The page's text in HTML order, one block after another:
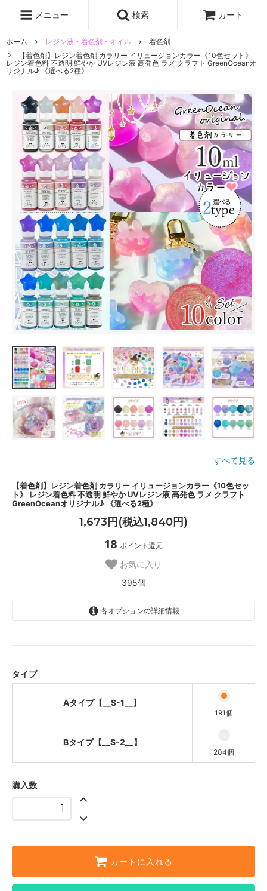
メニュー 検索 カート
ホーム レジン液・着色剤・オイル
着色剤
【着色剤】レジン着色剤 カラリー イリュージョンカラー《10色セット》
レジン着色料 不透明 鮮やか UVレジン液 高発色 ラメ クラフト GreenOceanオ
リジナル♪ 《選べる2種》
すべて見る
【着色剤】レジン着色剤 カラリー イリュージョンカラー《10色セッ
ト》 レジン着色料 不透明 鮮やか UVレジン液 高発色 ラメ クラフト
GreenOceanオリジナル♪ 《選べる2種》
1,673円(税込1,840円)
18 ポイント還元
お気に入り
395個
各オプションの詳細情報
タイプ
Aタイプ【__S-1__】
191個
Bタイプ【__S-2__】
204個
購入数
カートに入れる